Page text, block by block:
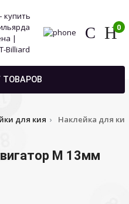
0
ТОВАРОВ
для кия Наклейка для
M 13мм